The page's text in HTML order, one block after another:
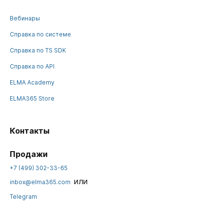
Вебинары
Справка по системе
Справка по TS SDK
Справка по API
ELMA Academy
ELMA365 Store
Контакты
Продажи
+7 (499) 302-33-65
inbox@elma365.com или
Telegram